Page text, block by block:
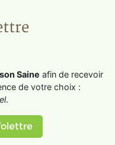
Saine afin de recevoir
de votre choix :
.